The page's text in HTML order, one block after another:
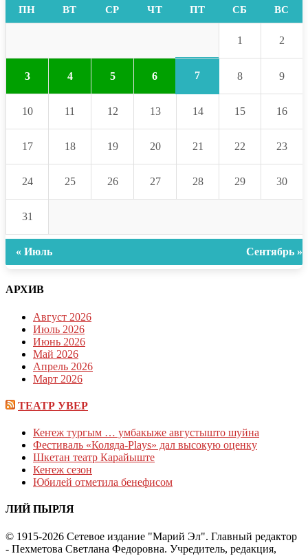
ПН ВТ СР ЧТ ПТ СБ ВС
1 2
3 4 5 6 7 8 9
10 11 12 13 14 15 16
17 18 19 20 21 22 23
24 25 26 27 28 29 30
31
« Июль Сентябрь »
АРХИВ
Август 2026
Июль 2026
Июнь 2026
Май 2026
Апрель 2026
Март 2026
ТЕАТР УВЕР
Кеҥеж тургым … умбакыже августышто шуйна
Фестиваль «Коляда-Plays» дал высокую оценку
Шкетан театр Карайыште
Кеҥеж сезон
Юбилей отметила бенефисом
ЛИЙ ПЫРЛЯ
© 1915-2026 Сетевое издание "Марий Эл". Главный редактор
- Пехметова Светлана Федоровна. Учредитель, редакция,